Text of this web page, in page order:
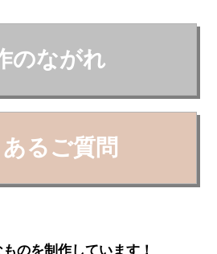
のながれ
るご質問
のを制作しています！